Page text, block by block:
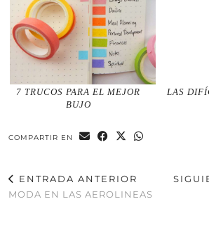
7 TRUCOS PARA EL MEJOR
BUJO
LAS
COMPARTIR EN
ENTRADA ANTERIOR
MODA EN LAS AEROLINEAS